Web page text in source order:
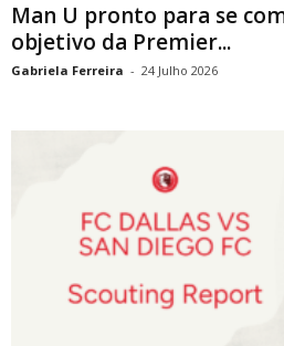
Man U pronto para se
objetivo da Premier...
Gabriela Ferreira - 24 Julho 2026